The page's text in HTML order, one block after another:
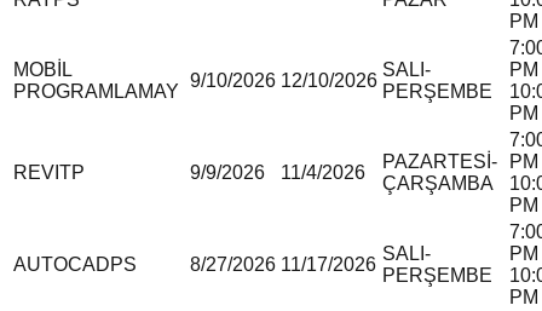
PM
MOBİL
PROGRAMLAMAY
9/10/2026 12/10/2026
SALI-
PERŞEMBE
PM
PM
REVITP 9/9/2026 11/4/2026
PAZARTESİ-
ÇARŞAMBA
PM
PM
AUTOCADPS 8/27/2026 11/17/2026
SALI-
PERŞEMBE
PM
PM